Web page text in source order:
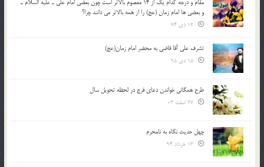
مقام و درجه كدام يك از 14 معصوم بالاتر است چون بعضي امام علي ـ عليه السلام ـ
و بعضي ها امام زمان (عج) را از همه بالاتر مي دانند چرا؟
تشرف علي آقا قاضي به محضر امام زمان(عج)
طرح همگانی خواندن دعای فرج در لحظه تحویل سال
چهل حدیث نگاه به نامحرم